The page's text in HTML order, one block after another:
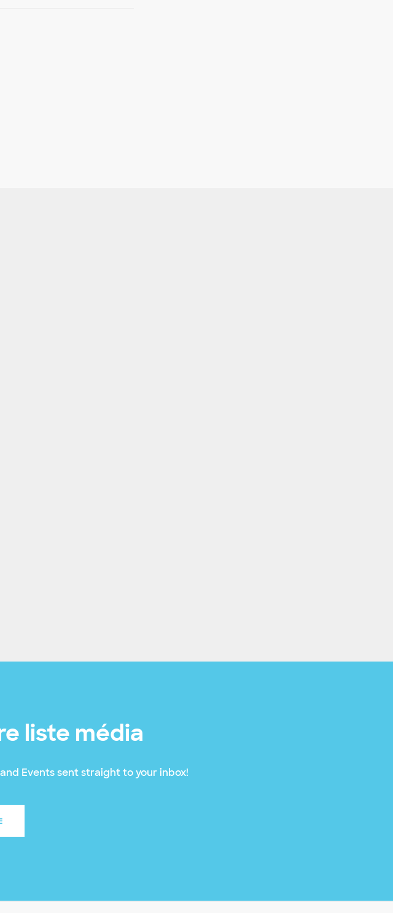
liste média
Events sent straight to your inbox!